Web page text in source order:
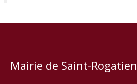
Mairie de Saint-Rogatien